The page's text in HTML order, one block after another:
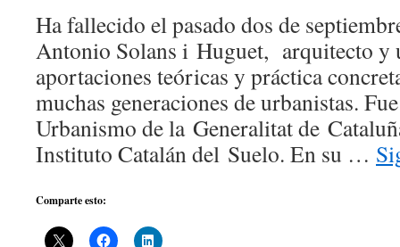
Ha fallecido el pasado dos de
Antonio Solans i Huguet, arquitecto y
aportaciones teóricas y práctica
muchas generaciones de urbanistas.
Urbanismo de la Generalitat de
Instituto Catalán del Suelo. En su …
Comparte esto: